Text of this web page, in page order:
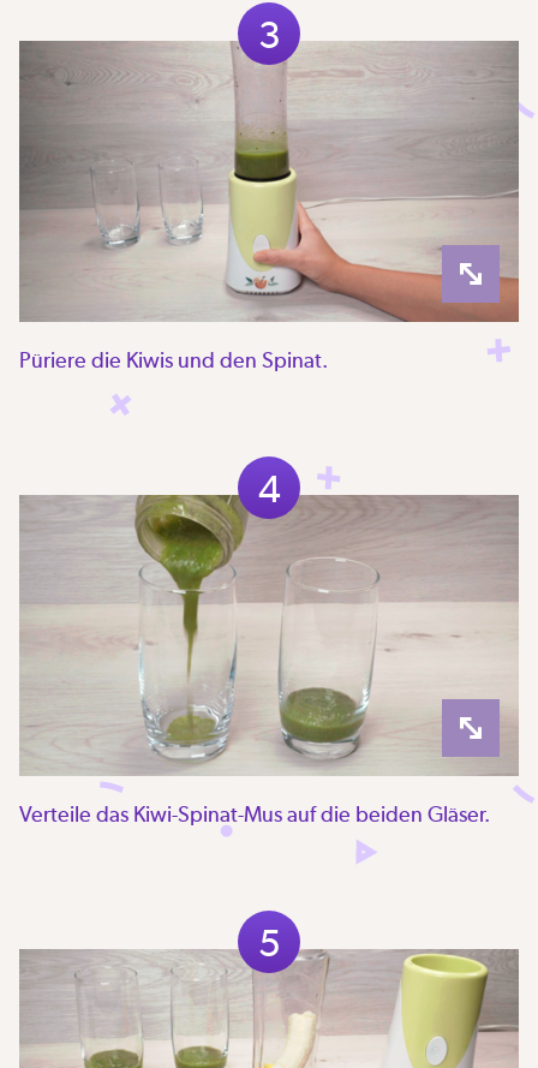
3
Püriere die Kiwis und den Spinat.
4
Verteile das Kiwi-Spinat-Mus auf die beiden Gläser.
5